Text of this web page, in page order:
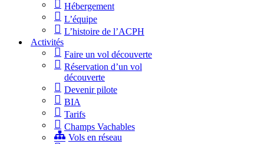
Hébergement
L’équipe
L’histoire de l’ACPH
Activités
Faire un vol découverte
Réservation d’un vol
découverte
Devenir pilote
BIA
Tarifs
Champs Vachables
Vols en réseau